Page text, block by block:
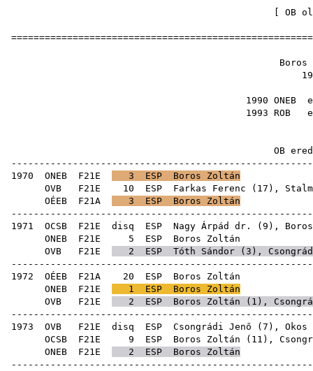
OB
Boros
1990 ONEB
1993 ROB
OB
1970 ONEB F21E 3 ESP Boros Zoltán
OVB F21E 10 ESP Farkas Ferenc ( 17 ),
OÉEB F21A 3 ESP Boros Zoltán
1971 OCSB F21E disq ESP Nagy Árpád dr. ( 9 ),
ONEB F21E 5 ESP
OVB F21E 2 ESP Tóth Sándor ( 3 ),
1972 OÉEB F21A 20 ESP
ONEB F21E 1 ESP Boros Zoltán
OVB F21E 2 ESP Boros Zoltán ( 1 ),
1973 OVB F21E disq ESP Csongrádi Jenő ( 7 ), Okos
OCSB F21E 9 ESP Boros Zoltán ( 11 ),
ONEB F21E 2 ESP Boros Zoltán